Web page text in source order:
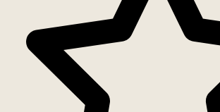
Inventaris